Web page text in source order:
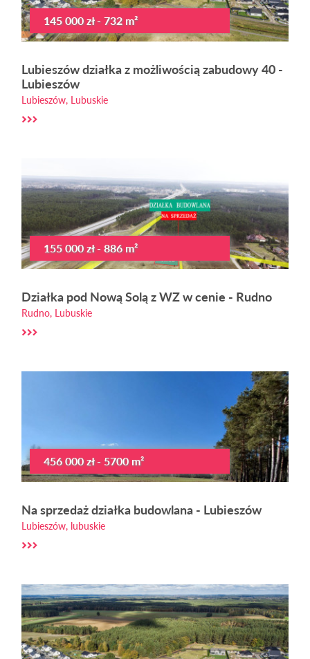
145 000 zł - 732 m²
Lubieszów działka z możliwością zabudowy 40 -
Lubieszów
Lubieszów, Lubuskie
155 000 zł - 886 m²
Działka pod Nową Solą z WZ w cenie - Rudno
Rudno, Lubuskie
456 000 zł - 5700 m²
Na sprzedaż działka budowlana - Lubieszów
Lubieszów, lubuskie